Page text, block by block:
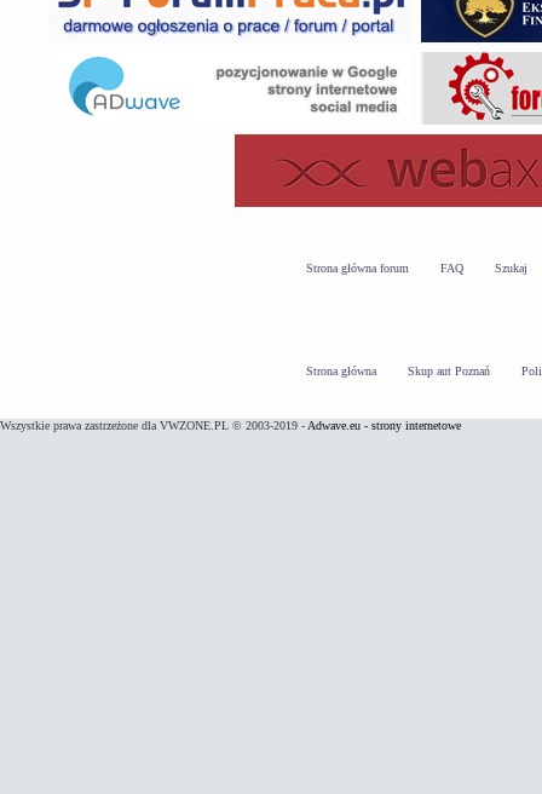
Strona główna forum FAQ Szukaj
Strona główna Skup aut Poznań
Wszystkie prawa zastrzeżone dla VWZONE.PL © 2003-2019 - Adwave.eu - strony internetowe